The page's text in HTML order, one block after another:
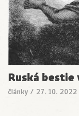
Ruská
články / 27. 10. 2022